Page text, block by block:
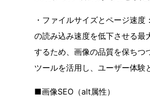
・ファイルサイズとページ速
の読み込み速度を低下させる最
するため、画像の品質を保ちつ
ツールを活用し、ユーザー体験
■画像SEO（alt属性）